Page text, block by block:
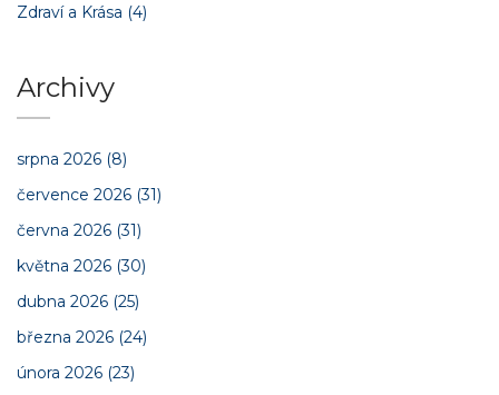
Zdraví a Krása (4)
Archivy
srpna 2026 (8)
července 2026 (31)
června 2026 (31)
května 2026 (30)
dubna 2026 (25)
března 2026 (24)
února 2026 (23)